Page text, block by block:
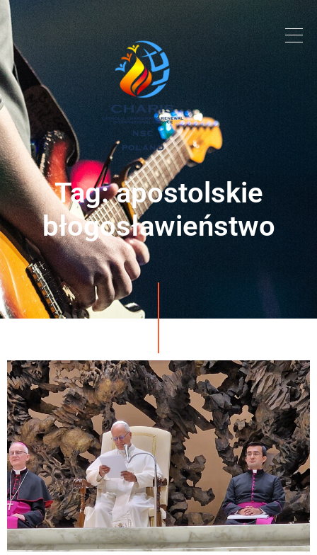
Tag: apostolskie
błogosławieństwo